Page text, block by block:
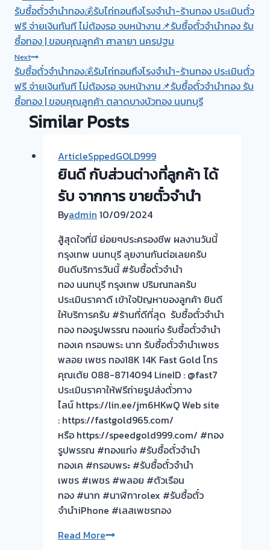
navigation
รับซื้อตั๋วจำนำทอง💰รับไถ่ถอนถึงโรงจำนำ-ร้านทอง ประเมินตั๋ว
ฟรี จ่ายเงินทันที ไม่ต้องรอ จบหน้างาน📌รับซื้อตั๋วจำนำทอง รับ
ซื้อทอง | ขอบคุณลูกค้า ศาลายา นครปฐม
Next
รับซื้อตั๋วจำนำทอง💰รับไถ่ถอนถึงโรงจำนำ-ร้านทอง ประเมินตั๋ว
ฟรี จ่ายเงินทันที ไม่ต้องรอ จบหน้างาน📌รับซื้อตั๋วจำนำทอง รับ
ซื้อทอง | ขอบคุณลูกค้า ตลาดบางบัวทอง นนทบุรี
Similar Posts
ArticleSppedGOLD999
ยินดี กับส่วนต่างที่ลูกค้า ได้
รับ จากการ ขายตั๋วจำนำ
Byadmin 10/09/2024
สู้สุดใจที่มี ย่อยๆประครองชีพ ผลงานวันนี้
กรุงเทพ นนทบุรี ลุยงานกันต่อเลยครับ
ยินดีบริการวันนี้ #รับซื้อตั๋วจำนำ
ทอง นนทบุรี กรุงเทพ ปริมณฑลครับ
ประเมินราคาดี เข้าใจปัญหาของลูกค้า ยินดี
ให้บริการครับ #ร้านที่ดีที่สุด รับซื้อตั๋วจำนำ
ทอง ทองรูปพรรณ ทองแท่ง รับซื้อตั๋วจำนำ
ทองเค กรอบพระ นาก รับซื้อตั๋วจำนำเพชร
พลอย เพชร ทอง18K 14K Fast Gold โทร
คุณเต้ย 088-8714094 LineID : @fast7
ประเมินราคาให้ฟรีถ่ายรูปส่งตั๋วทาง
ไลน์ https://lin.ee/jm6HKwQ Web site
: https://fastgold965.com/
หรือ https://speedgold999.com/ #ทอง
รูปพรรณ #ทองแท่ง #รับซื้อตั๋วจำนำ
ทองเค #กรอบพระ #รับซื้อตั๋วจำนำ
เพชร #เพชร #พลอย #ตัวเรือน
ทอง #นาก #นาฬิกาrolex #รับซื้อตั๋ว
จำนำiPhone #เลสเพชรทอง
Read Moreยินดี